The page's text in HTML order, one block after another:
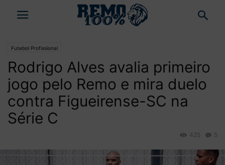
Futebol Profissional
Rodrigo Alves avalia primeiro
jogo pelo Remo e mira duelo
contra Figueirense-SC na
Série C
5
425